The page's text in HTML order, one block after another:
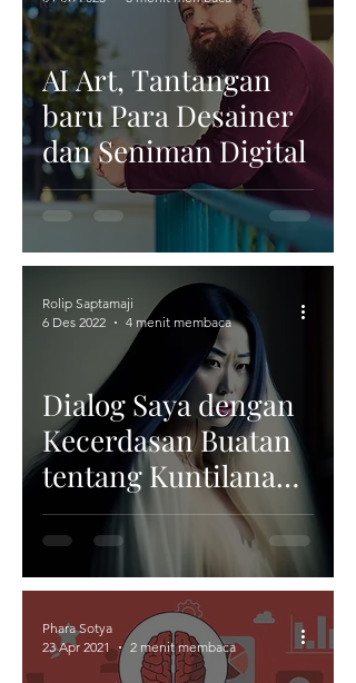
AI Art, Tantangan
baru Para Desainer
dan Seniman Digital
Dialog Saya dengan
Kecerdasan Buatan
tentang Kuntilanak,
Ini Jawabannya!
Rolip Saptamaji
6 Des 2022
4 menit membaca
Phara Sotya
23 Apr 2021
2 menit membaca